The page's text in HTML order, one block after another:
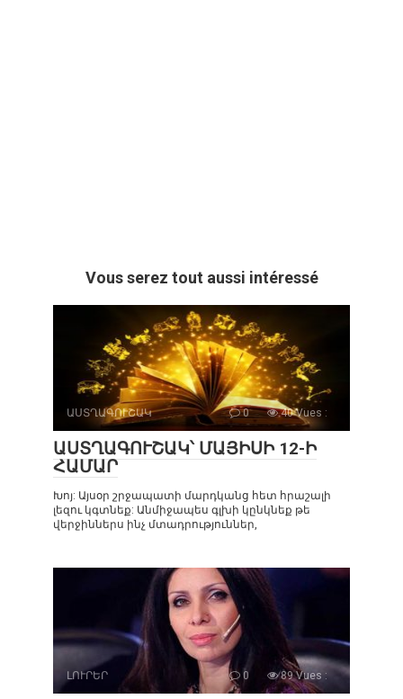
Vous serez tout aussi intéressé
ԱՍՏՂԱԳՈՒՇԱԿ 0 40 Vues :
ԱՍՏՂԱԳՈՒՇԱԿ՝ ՄԱՅԻՍԻ 12-Ի
ՀԱՄԱՐ
Խոյ: Այսօր շրջապատի մարդկանց հետ հրաշալի
լեզու կգտնեք: Անմիջապես գլխի կընկնեք թե
վերջիններս ինչ մտադրություններ,
ԼՈՒՐԵՐ 0 89 Vues :